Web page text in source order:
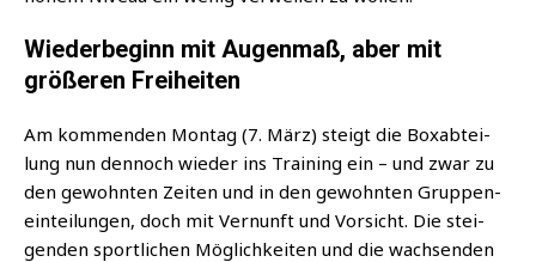
Wiederbeginn mit Augenmaß, aber mit
größeren Freiheiten
Am kom­men­den Mon­tag (7. März) steigt die Box­ab­tei­
lung nun den­noch wie­der ins Trai­ning ein – und zwar zu
den gewohn­ten Zei­ten und in den gewohn­ten Grup­pen­
ein­tei­lun­gen, doch mit Ver­nunft und Vor­sicht. Die stei­
gen­den sport­li­chen Mög­lich­kei­ten und die wach­sen­den